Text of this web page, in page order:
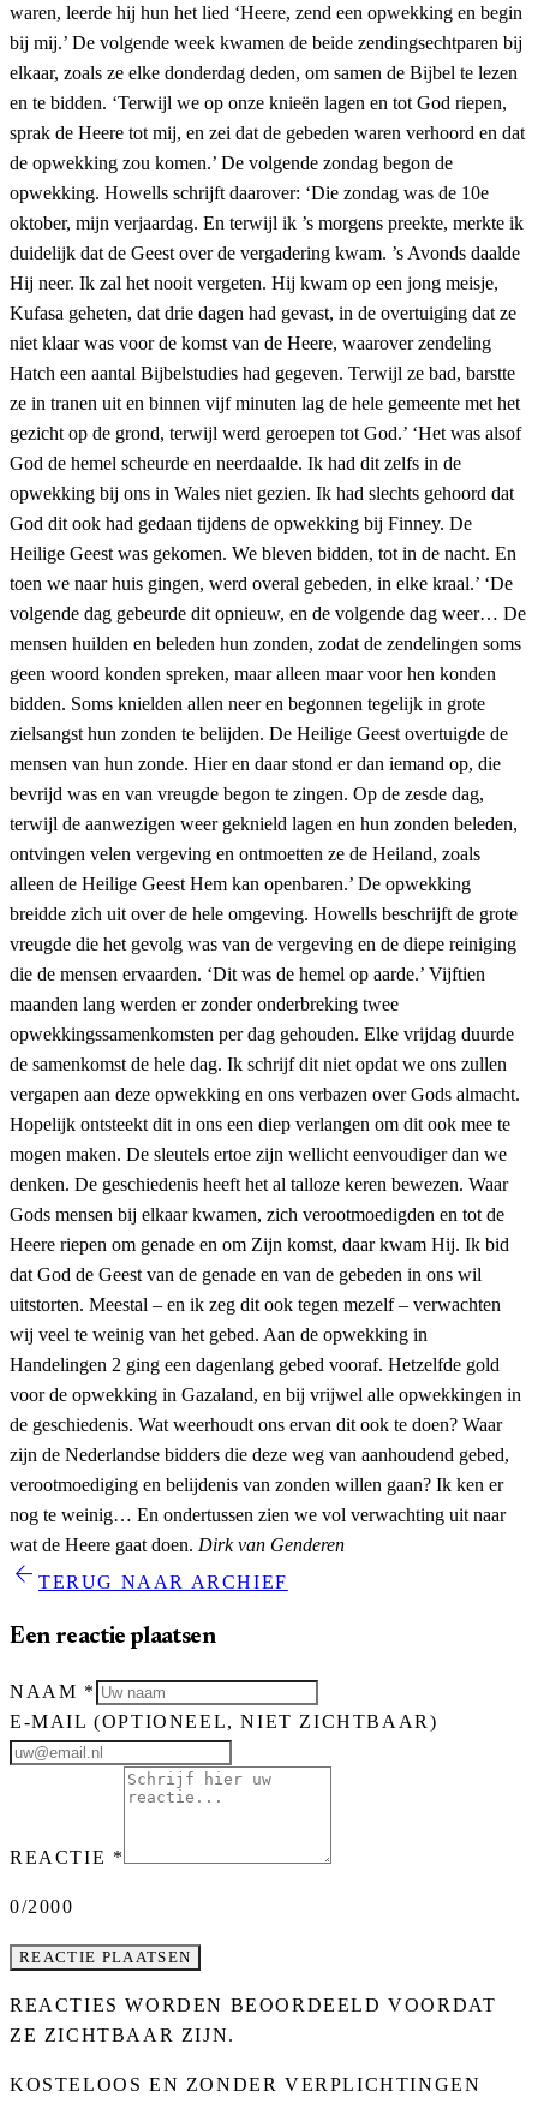
waren, leerde hij hun het lied ‘Heere, zend een opwekking en begin
bij mij.’ De volgende week kwamen de beide zendingsechtparen bij
elkaar, zoals ze elke donderdag deden, om samen de Bijbel te lezen
en te bidden. ‘Terwijl we op onze knieën lagen en tot God riepen,
sprak de Heere tot mij, en zei dat de gebeden waren verhoord en dat
de opwekking zou komen.’ De volgende zondag begon de
opwekking. Howells schrijft daarover: ‘Die zondag was de 10e
oktober, mijn verjaardag. En terwijl ik ’s morgens preekte, merkte ik
duidelijk dat de Geest over de vergadering kwam. ’s Avonds daalde
Hij neer. Ik zal het nooit vergeten. Hij kwam op een jong meisje,
Kufasa geheten, dat drie dagen had gevast, in de overtuiging dat ze
niet klaar was voor de komst van de Heere, waarover zendeling
Hatch een aantal Bijbelstudies had gegeven. Terwijl ze bad, barstte
ze in tranen uit en binnen vijf minuten lag de hele gemeente met het
gezicht op de grond, terwijl werd geroepen tot God.’ ‘Het was alsof
God de hemel scheurde en neerdaalde. Ik had dit zelfs in de
opwekking bij ons in Wales niet gezien. Ik had slechts gehoord dat
God dit ook had gedaan tijdens de opwekking bij Finney. De
Heilige Geest was gekomen. We bleven bidden, tot in de nacht. En
toen we naar huis gingen, werd overal gebeden, in elke kraal.’ ‘De
volgende dag gebeurde dit opnieuw, en de volgende dag weer… De
mensen huilden en beleden hun zonden, zodat de zendelingen soms
geen woord konden spreken, maar alleen maar voor hen konden
bidden. Soms knielden allen neer en begonnen tegelijk in grote
zielsangst hun zonden te belijden. De Heilige Geest overtuigde de
mensen van hun zonde. Hier en daar stond er dan iemand op, die
bevrijd was en van vreugde begon te zingen. Op de zesde dag,
terwijl de aanwezigen weer geknield lagen en hun zonden beleden,
ontvingen velen vergeving en ontmoetten ze de Heiland, zoals
alleen de Heilige Geest Hem kan openbaren.’ De opwekking
breidde zich uit over de hele omgeving. Howells beschrijft de grote
vreugde die het gevolg was van de vergeving en de diepe reiniging
die de mensen ervaarden. ‘Dit was de hemel op aarde.’ Vijftien
maanden lang werden er zonder onderbreking twee
opwekkingssamenkomsten per dag gehouden. Elke vrijdag duurde
de samenkomst de hele dag. Ik schrijf dit niet opdat we ons zullen
vergapen aan deze opwekking en ons verbazen over Gods almacht.
Hopelijk ontsteekt dit in ons een diep verlangen om dit ook mee te
mogen maken. De sleutels ertoe zijn wellicht eenvoudiger dan we
denken. De geschiedenis heeft het al talloze keren bewezen. Waar
Gods mensen bij elkaar kwamen, zich verootmoedigden en tot de
Heere riepen om genade en om Zijn komst, daar kwam Hij. Ik bid
dat God de Geest van de genade en van de gebeden in ons wil
uitstorten. Meestal – en ik zeg dit ook tegen mezelf – verwachten
wij veel te weinig van het gebed. Aan de opwekking in
Handelingen 2 ging een dagenlang gebed vooraf. Hetzelfde gold
voor de opwekking in Gazaland, en bij vrijwel alle opwekkingen in
de geschiedenis. Wat weerhoudt ons ervan dit ook te doen? Waar
zijn de Nederlandse bidders die deze weg van aanhoudend gebed,
verootmoediging en belijdenis van zonden willen gaan? Ik ken er
nog te weinig… En ondertussen zien we vol verwachting uit naar
wat de Heere gaat doen. Dirk van Genderen
arrow_back TERUG NAAR ARCHIEF
Een reactie plaatsen
NAAM *
E-MAIL(OPTIONEEL, NIET ZICHTBAAR)
REACTIE *
0/2000
REACTIE PLAATSEN
REACTIES WORDEN BEOORDEELD VOORDAT
ZE ZICHTBAAR ZIJN.
KOSTELOOS EN ZONDER VERPLICHTINGEN